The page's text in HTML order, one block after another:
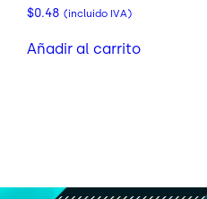
$0.48 (incluido IVA)
Añadir al carrito